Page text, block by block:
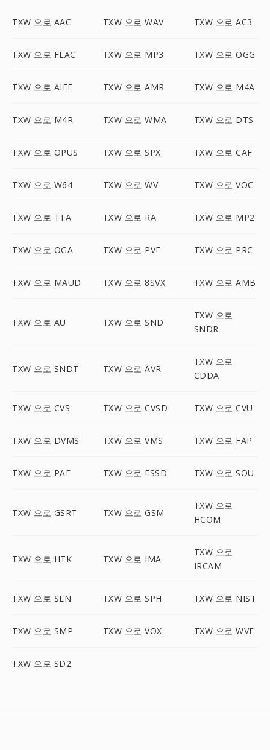
TXW 으로 AAC TXW 으로 WAV TXW 으로 AC3
TXW 으로 FLAC TXW 으로 MP3 TXW 으로 OGG
TXW 으로 AIFF TXW 으로 AMR TXW 으로 M4A
TXW 으로 M4R TXW 으로 WMA TXW 으로 DTS
TXW 으로 OPUS TXW 으로 SPX TXW 으로 CAF
TXW 으로 W64 TXW 으로 WV TXW 으로 VOC
TXW 으로 TTA TXW 으로 RA TXW 으로 MP2
TXW 으로 OGA TXW 으로 PVF TXW 으로 PRC
TXW 으로 MAUD TXW 으로 8SVX TXW 으로 AMB
TXW 으로 AU TXW 으로 SND
TXW 으로
SNDR
TXW 으로 SNDT TXW 으로 AVR
TXW 으로
CDDA
TXW 으로 CVS TXW 으로 CVSD TXW 으로 CVU
TXW 으로 DVMS TXW 으로 VMS TXW 으로 FAP
TXW 으로 PAF TXW 으로 FSSD TXW 으로 SOU
TXW 으로 GSRT TXW 으로 GSM
TXW 으로
HCOM
TXW 으로 HTK TXW 으로 IMA
TXW 으로
IRCAM
TXW 으로 SLN TXW 으로 SPH TXW 으로 NIST
TXW 으로 SMP TXW 으로 VOX TXW 으로 WVE
TXW 으로 SD2